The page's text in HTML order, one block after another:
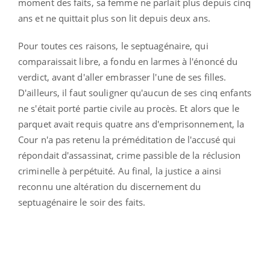
ans et ne quittait plus son lit depuis deux ans.
Pour toutes ces raisons, le septuagénaire, qui
comparaissait libre, a fondu en larmes à l'énoncé du
verdict, avant d'aller embrasser l'une de ses filles.
D'ailleurs, il faut souligner qu'aucun de ses cinq enfants
ne s'était porté partie civile au procès. Et alors que le
parquet avait requis quatre ans d'emprisonnement, la
Cour n'a pas retenu la préméditation de l'accusé qui
répondait d'assassinat, crime passible de la réclusion
criminelle à perpétuité. Au final, la justice a ainsi
reconnu une altération du discernement du
septuagénaire le soir des faits.